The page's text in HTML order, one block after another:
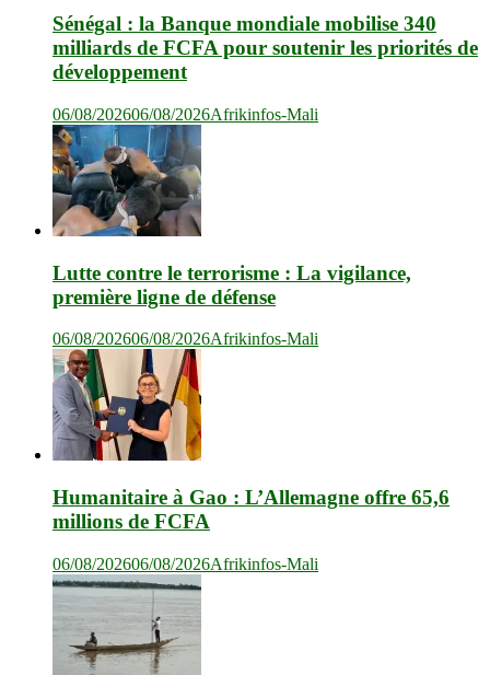
Sénégal : la Banque mondiale mobilise 340
milliards de FCFA pour soutenir les priorités de
développement
06/08/202606/08/2026Afrikinfos-Mali
Lutte contre le terrorisme : La vigilance,
première ligne de défense
06/08/202606/08/2026Afrikinfos-Mali
Humanitaire à Gao : L’Allemagne offre 65,6
millions de FCFA
06/08/202606/08/2026Afrikinfos-Mali